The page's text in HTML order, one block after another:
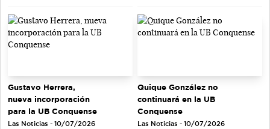
Gustavo Herrera,
nueva incorporación
para la UB Conquense
Las Noticias - 10/07/2026
Quique González no
continuará en la UB
Conquense
Las Noticias - 10/07/2026